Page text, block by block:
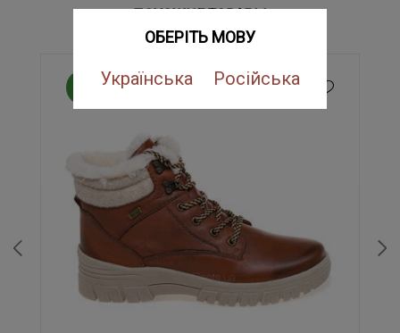
ОБЕРІТЬ МОВУ
Українська Російська
ПОХОЖИЕ ТОВАРЫ